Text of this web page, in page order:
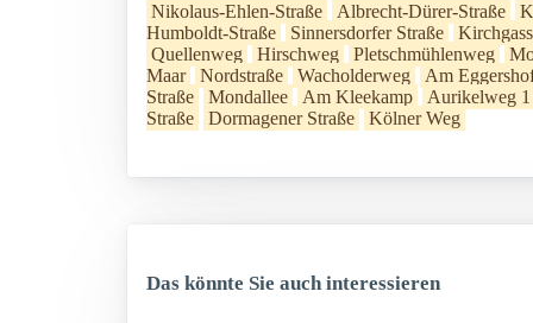
Nikolaus-Ehlen-Straße Albrecht-Dürer-Straße
Humboldt-Straße
Sinnersdorfer Straße
Quellenweg
Hirschweg Pletschmühlenweg
Maar
Nordstraße Wacholderweg
Am
Straße
Mondallee Am Kleekamp
Aurikelweg 1
Straße
Dormagener Straße Kölner Weg
Das könnte Sie auch interessieren